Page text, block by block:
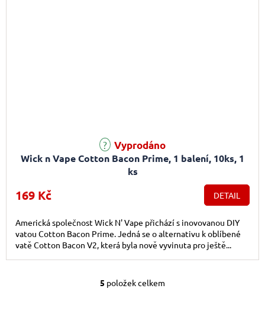
Wick n Vape Cotton Bacon Prime, 1 balení, 10ks, 1
ks
Vyprodáno
169 Kč DETAIL
Americká společnost Wick N' Vape přichází s inovovanou DIY
vatou Cotton Bacon Prime. Jedná se o alternativu k oblíbené
vatě Cotton Bacon V2, která byla nově vyvinuta pro ještě...
Ovládací prvky
5 položek celkem